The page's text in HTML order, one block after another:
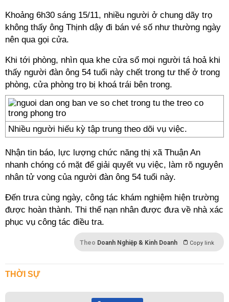
Khoảng 6h30 sáng 15/11, nhiều người ở chung dãy trọ
không thấy ông Thịnh dậy đi bán vé số như thường ngày
nên qua gọi cửa.
Khi tới phòng, nhìn qua khe cửa sổ mọi người tá hoả khi
thấy người đàn ông 54 tuổi này chết trong tư thế ở trong
phòng, cửa phòng trọ bị khoá trái bên trong.
Nhiều người hiếu kỳ tập trung theo dõi vụ việc.
Nhận tin báo, lực lượng chức năng thị xã Thuận An
nhanh chóng có mặt để giải quyết vụ việc, làm rõ nguyên
nhân tử vong của người đàn ông 54 tuổi này.
Đến trưa cùng ngày, công tác khám nghiệm hiện trường
được hoàn thành. Thi thể nạn nhân được đưa về nhà xác
phục vụ công tác điều tra.
Theo Doanh Nghiệp & Kinh Doanh Copy link
THỜI SỰ